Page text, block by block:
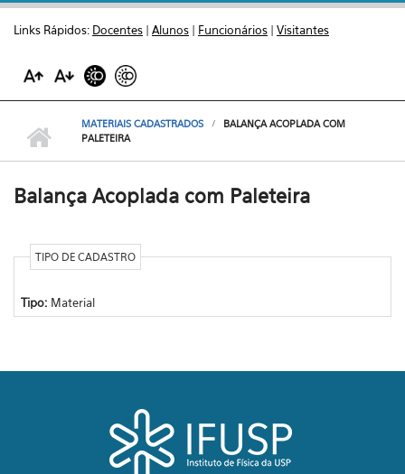
Links Rápidos: Docentes | Alunos | Funcionários | Visitantes
MATERIAIS CADASTRADOS
BALANÇA ACOPLADA COM
PALETEIRA
Balança Acoplada com Paleteira
TIPO DE CADASTRO
Tipo: Material